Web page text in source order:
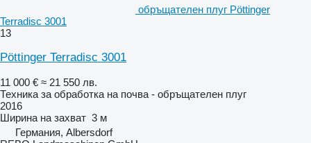
обръщателен плуг Pöttinger
Terradisc 3001
13
Pöttinger Terradisc 3001
11 000 € ≈ 21 550 лв.
Техника за обработка на почва - обръщателен плуг
2016
Ширина на захват 3 м
Германия, Albersdorf